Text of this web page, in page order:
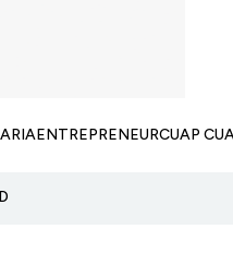
ENTREPRENEURCUAP